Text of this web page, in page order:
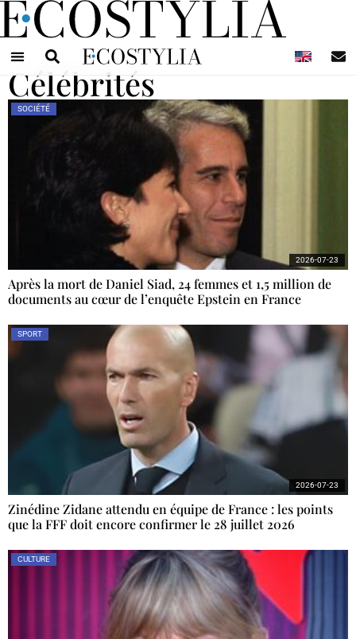
Célébrités
SOCIÉTÉ
Après la mort de Daniel Siad, 24 femmes et 1,5 million de
documents au cœur de l’enquête Epstein en France
2026-07-23
SPORT
Zinédine Zidane attendu en équipe de France : les points
que la FFF doit encore confirmer le 28 juillet 2026
2026-07-23
CULTURE